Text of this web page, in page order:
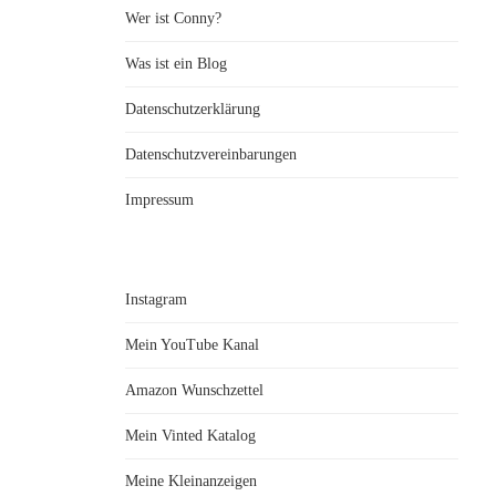
Wer ist Conny?
Was ist ein Blog
Datenschutzerklärung
Datenschutzvereinbarungen
Impressum
Instagram
Mein YouTube Kanal
Amazon Wunschzettel
Mein Vinted Katalog
Meine Kleinanzeigen